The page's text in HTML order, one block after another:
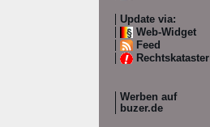
Update via:
Web-Widget
Feed
Rechtskataster
Werben auf
buzer.de